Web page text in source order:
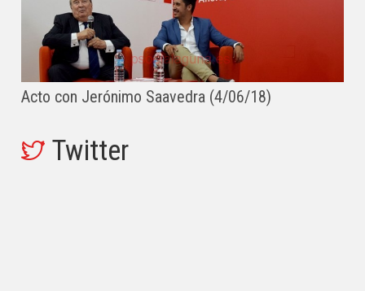
Acto con Jerónimo Saavedra (4/06/18)
Twitter